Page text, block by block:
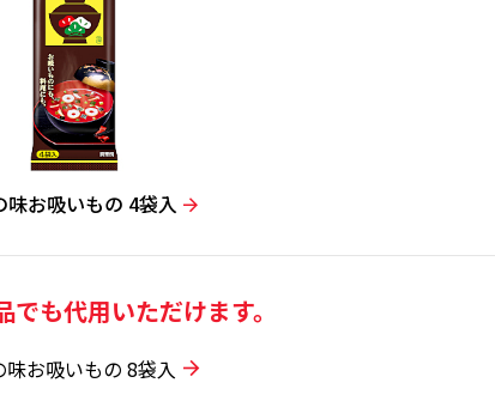
味お吸いもの 4袋入
でも代用いただけます。
味お吸いもの 8袋入